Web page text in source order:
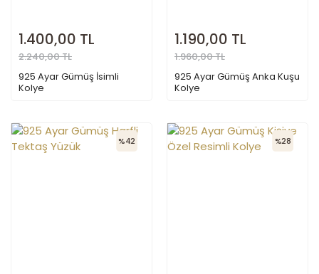
1.400,00 TL
2.240,00 TL
925 Ayar Gümüş İsimli
Kolye
1.190,00 TL
1.960,00 TL
925 Ayar Gümüş Anka Kuşu
Kolye
%42 %28